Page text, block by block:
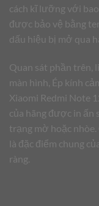
cách kĩ lưỡng với
được bảo vệ bằng
dấu hiệu bị mở qua
Quan sát phần trên,
màn hình, Ép kính
Xiaomi Redmi Note
của hãng được in ấn
trạng mờ hoặc
là đặc điểm chung
ràng.